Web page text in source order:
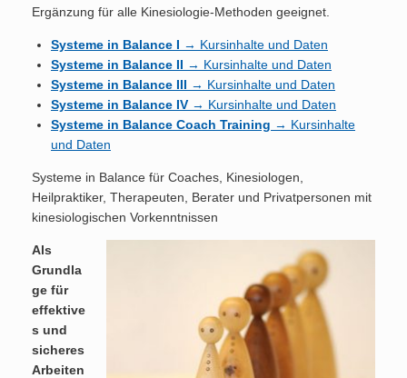
Ergänzung für alle Kinesiologie-Methoden geeignet.
Systeme in Balance I → Kursinhalte und Daten
Systeme in Balance II → Kursinhalte und Daten
Systeme in Balance III → Kursinhalte und Daten
Systeme in Balance IV → Kursinhalte und Daten
Systeme in Balance Coach Training → Kursinhalte
und Daten
Systeme in Balance für Coaches, Kinesiologen,
Heilpraktiker, Therapeuten, Berater und Privatpersonen mit
kinesiologischen Vorkenntnissen
Als
Grundla
ge für
effektive
s und
sicheres
Arbeiten